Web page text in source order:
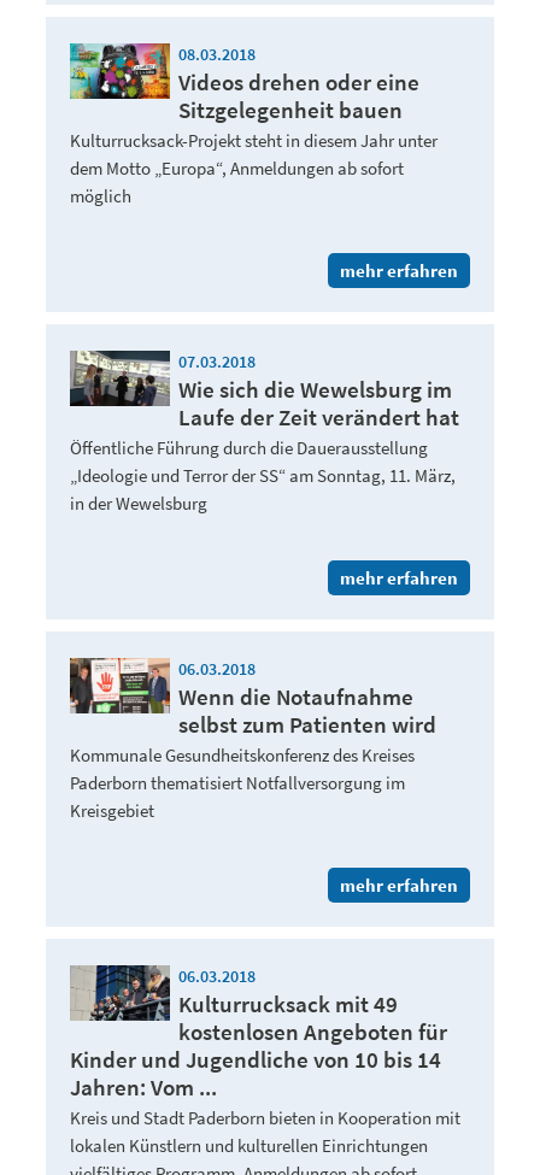
08.03.2018
Videos drehen oder eine
Sitzgelegenheit bauen
Kulturrucksack-Projekt steht in diesem Jahr unter
dem Motto „Europa“, Anmeldungen ab sofort
möglich
mehr erfahren
07.03.2018
Wie sich die Wewelsburg im
Laufe der Zeit verändert hat
Öffentliche Führung durch die Dauerausstellung
„Ideologie und Terror der SS“ am Sonntag, 11. März,
in der Wewelsburg
mehr erfahren
06.03.2018
Wenn die Notaufnahme
selbst zum Patienten wird
Kommunale Gesundheitskonferenz des Kreises
Paderborn thematisiert Notfallversorgung im
Kreisgebiet
mehr erfahren
06.03.2018
Kulturrucksack mit 49
kostenlosen Angeboten für
Kinder und Jugendliche von 10 bis 14
Jahren: Vom ...
Kreis und Stadt Paderborn bieten in Kooperation mit
lokalen Künstlern und kulturellen Einrichtungen